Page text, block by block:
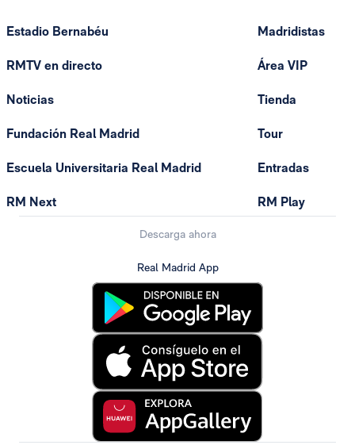
Estadio Bernabéu
RMTV en directo
Noticias
Fundación Real Madrid
Escuela Universitaria Real Madrid
RM Next
Madridistas
Área VIP
Tienda
Tour
Entradas
RM Play
Descarga ahora
Real Madrid App